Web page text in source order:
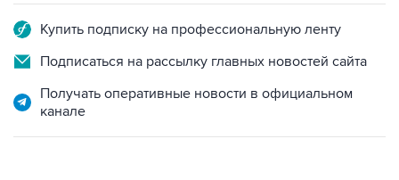
Купить подписку на профессиональную ленту
Подписаться на рассылку главных новостей сайта
Получать оперативные новости в официальном
канале